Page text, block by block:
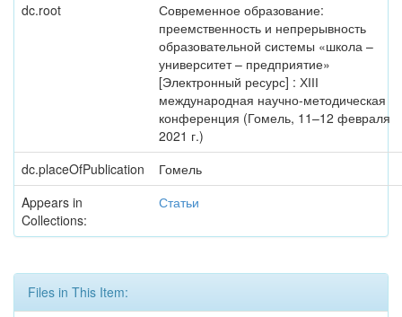
dc.root
Современное образование:
преемственность и непрерывность
образовательной системы «школа –
университет – предприятие»
[Электронный ресурс] : ХІІІ
международная научно-методическая
конференция (Гомель, 11–12 февраля
2021 г.)
dc.placeOfPublication
Гомель
Appears in
Collections:
Статьи
Files in This Item: